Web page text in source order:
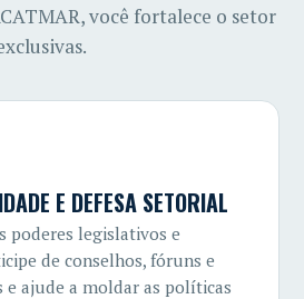
você fortalece o setor
E DEFESA SETORIAL
poderes legislativos e
de conselhos, fóruns e
e ajude a moldar as políticas